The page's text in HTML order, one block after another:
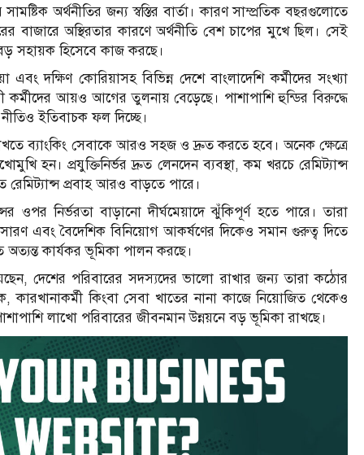
অর্থনীতির জন্য স্বস্তির বার্তা। কারণ সাম্প্রতিক বছরগুলোতে
বাজারে অস্থিরতার কারণে অর্থনীতি বেশ চাপের মুখে ছিল। সেই
বড় সহায়ক হিসেবে কাজ করছে।
দক্ষিণ কোরিয়াসহ বিভিন্ন দেশে বাংলাদেশি কর্মীদের সংখ্যা
কর্মীদের আয়ও আগের তুলনায় বেড়েছে। পাশাপাশি হুন্ডির বিরুদ্ধে
ইতিবাচক ফল দিচ্ছে।
ব্যাংকিং সেবাকে আরও সহজ ও দ্রুত করতে হবে। অনেক ক্ষেত্রে
হন। প্রযুক্তিনির্ভর দ্রুত লেনদেন ব্যবস্থা, কম খরচে রেমিট্যান্স
প্রবাহ আরও বাড়তে পারে।
ওপর নির্ভরতা বাড়ানো দীর্ঘমেয়াদে ঝুঁকিপূর্ণ হতে পারে। তারা
এবং বৈদেশিক বিনিয়োগ আকর্ষণের দিকেও সমান গুরুত্ব দিতে
অত্যন্ত কার্যকর ভূমিকা পালন করছে।
দেশের পরিবারের সদস্যদের ভালো রাখার জন্য তারা কঠোর
কারখানাকর্মী কিংবা সেবা খাতের নানা কাজে নিয়োজিত থেকেও
লাখো পরিবারের জীবনমান উন্নয়নে বড় ভূমিকা রাখছে।